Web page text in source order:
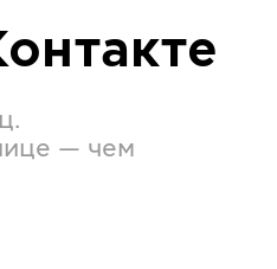
— чем